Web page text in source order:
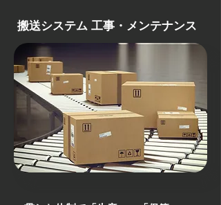
​搬送システム 工事・メンテナンス